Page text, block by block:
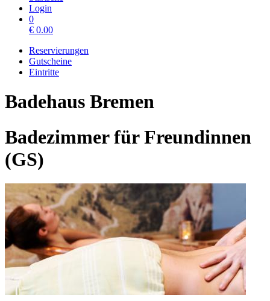
Login
0
€ 0.00
Reservierungen
Gutscheine
Eintritte
Badehaus Bremen
Badezimmer für Freundinnen
(GS)